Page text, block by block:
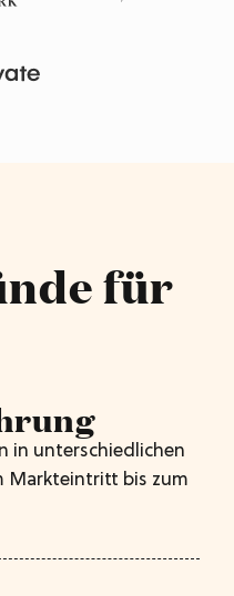
für
in unterschiedlichen
Markteintritt bis zum